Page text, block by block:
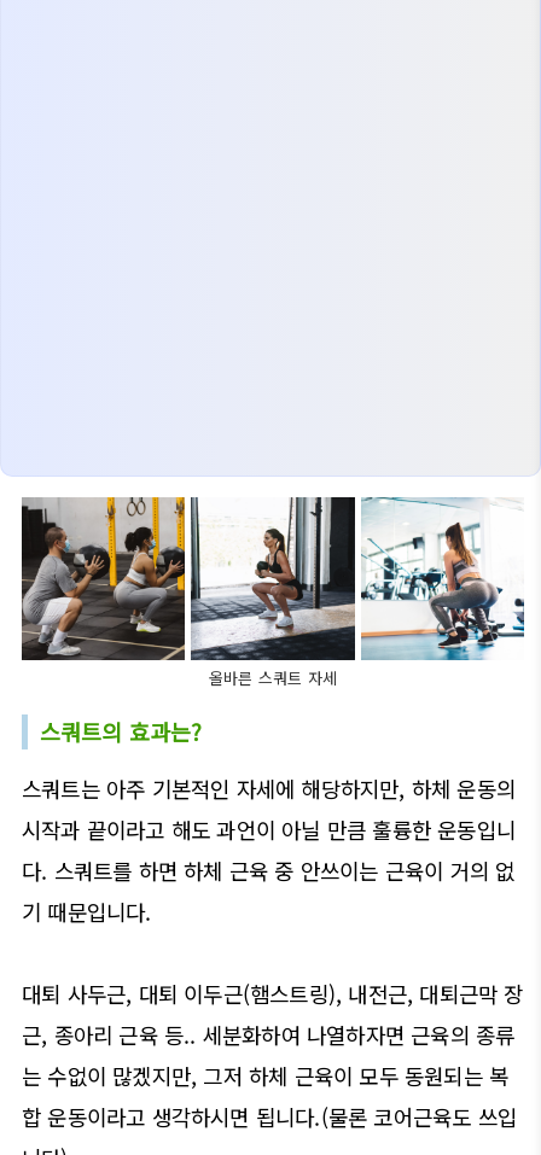
올바른 스쿼트 자세
스쿼트의 효과는?
스쿼트는 아주 기본적인 자세에 해당하지만, 하체 운동의
시작과 끝이라고 해도 과언이 아닐 만큼 훌륭한 운동입니
다. 스쿼트를 하면 하체 근육 중 안쓰이는 근육이 거의 없
기 때문입니다.
대퇴 사두근, 대퇴 이두근(햄스트링), 내전근, 대퇴근막 장
근, 종아리 근육 등.. 세분화하여 나열하자면 근육의 종류
는 수없이 많겠지만, 그저 하체 근육이 모두 동원되는 복
합 운동이라고 생각하시면 됩니다.(물론 코어근육도 쓰입